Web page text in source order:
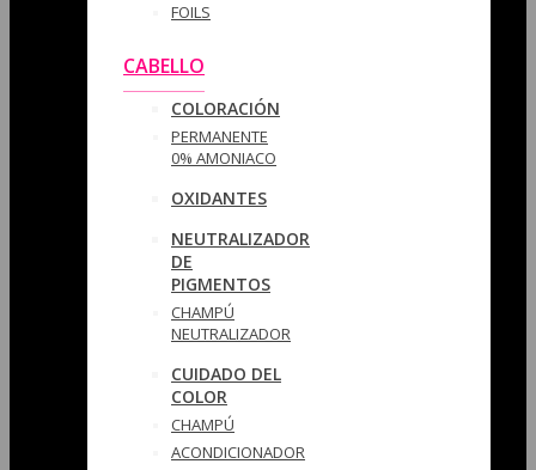
FOILS
CABELLO
COLORACIÓN
PERMANENTE
0% AMONIACO
OXIDANTES
NEUTRALIZADOR
DE
PIGMENTOS
CHAMPÚ
NEUTRALIZADOR
CUIDADO DEL
COLOR
CHAMPÚ
ACONDICIONADOR